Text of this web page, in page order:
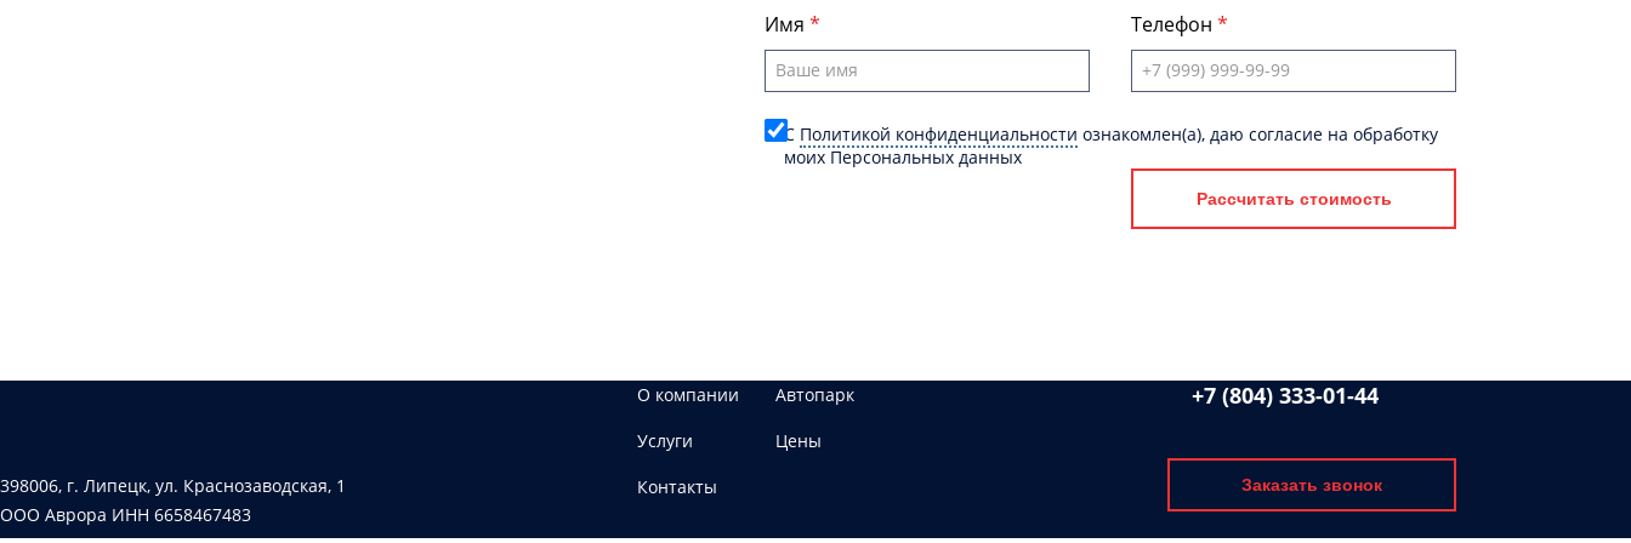
Имя Телефон
C Политикой конфиденциальности ознакомлен(а), даю согласие на обработку
моих Персональных данных
Рассчитать стоимость
398006, г. Липецк, ул. Краснозаводская, 1
ООО Аврора ИНН 6658467483
О компании
Автопарк
Услуги
Цены
Контакты
+7 (804) 333-01-44
Заказать звонок